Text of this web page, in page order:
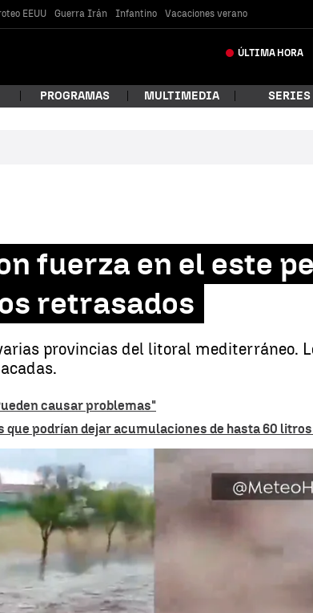
EEUU Guerra Irán Infantino Vacaciones verano
ÚLTIMA HORA
PROGRAMAS MULTIMEDIA SERIES
fuerza en el este
retrasados
provincias del litoral mediterráneo.
causar problemas"
podrían dejar acumulaciones de hasta 60
con fuerza en el este peninsular y dejan inundaciones y vuelos